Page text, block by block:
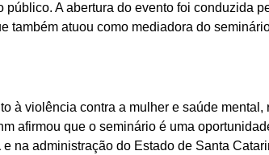
A abertura do evento foi conduzida
também atuou como mediadora do
à violência contra a mulher e saúde mental,
afirmou que o seminário é uma
e na administração do Estado de Santa